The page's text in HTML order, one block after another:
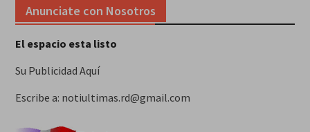
Anunciate con Nosotros
El espacio esta listo
Su Publicidad Aquí
Escribe a: notiultimas.rd@gmail.com